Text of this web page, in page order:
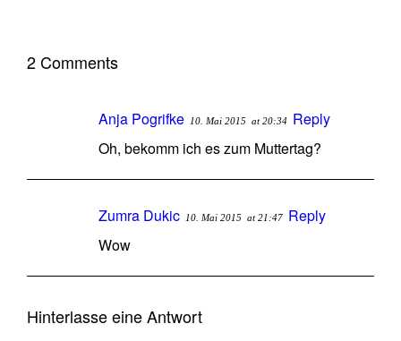
2 Comments
Anja Pogrifke 10. Mai 2015 at 20:34 Reply
Oh, bekomm ich es zum Muttertag?
Zumra Dukic 10. Mai 2015 at 21:47 Reply
Wow
Hinterlasse eine Antwort